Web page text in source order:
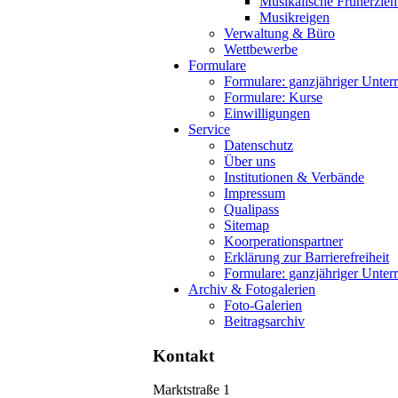
Musikreigen
Verwaltung & Büro
Wettbewerbe
Formulare
Formulare: ganzjähriger
Formulare: Kurse
Einwilligungen
Service
Datenschutz
Über uns
Institutionen & Verbände
Impressum
Qualipass
Sitemap
Koorperationspartner
Erklärung zur Barrierefreiheit
Formulare: ganzjähriger
Archiv & Fotogalerien
Foto-Galerien
Beitragsarchiv
Kontakt
Marktstraße 1